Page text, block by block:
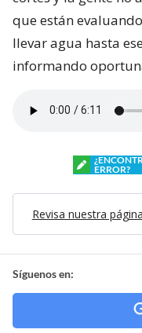
que están
llevar agua hasta
informando
ERROR?
Revisa nuestra
Síguenos en: